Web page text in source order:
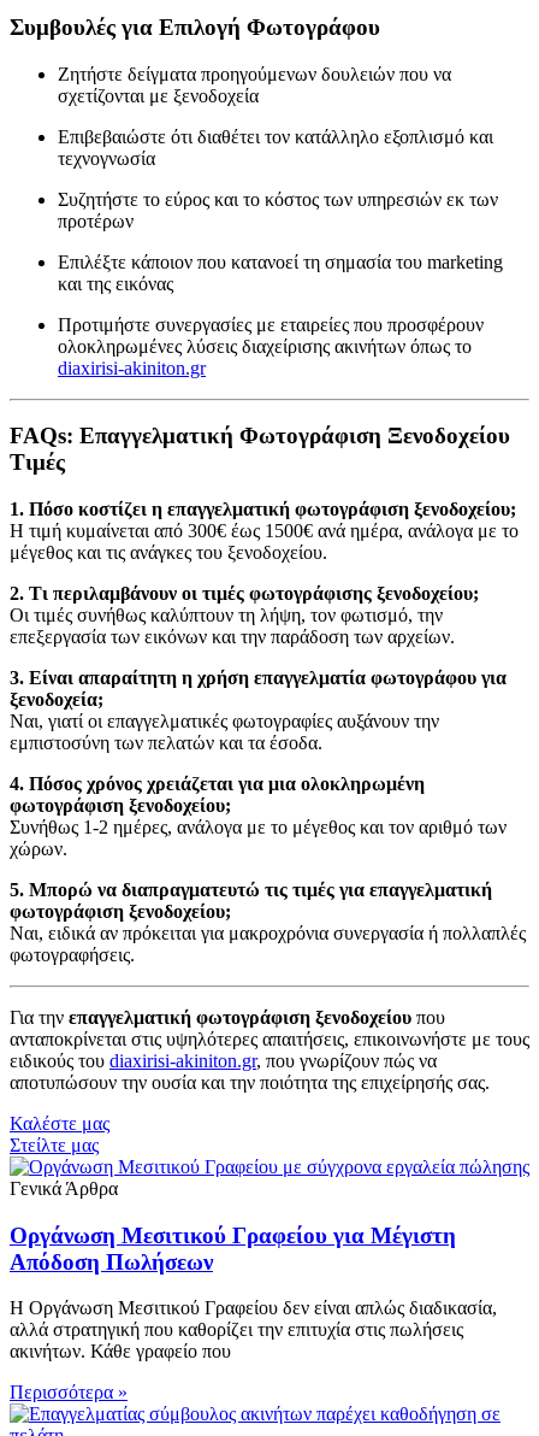
Συμβουλές για Επιλογή Φωτογράφου
Ζητήστε δείγματα προηγούμενων δουλειών που να
σχετίζονται με ξενοδοχεία
Επιβεβαιώστε ότι διαθέτει τον κατάλληλο εξοπλισμό και
τεχνογνωσία
Συζητήστε το εύρος και το κόστος των υπηρεσιών εκ των
προτέρων
Επιλέξτε κάποιον που κατανοεί τη σημασία του marketing
και της εικόνας
Προτιμήστε συνεργασίες με εταιρείες που προσφέρουν
ολοκληρωμένες λύσεις διαχείρισης ακινήτων όπως το
diaxirisi-akiniton.gr
FAQs: Επαγγελματική Φωτογράφιση Ξενοδοχείου
Τιμές
1. Πόσο κοστίζει η επαγγελματική φωτογράφιση ξενοδοχείου;
Η τιμή κυμαίνεται από 300€ έως 1500€ ανά ημέρα, ανάλογα με το
μέγεθος και τις ανάγκες του ξενοδοχείου.
2. Τι περιλαμβάνουν οι τιμές φωτογράφισης ξενοδοχείου;
Οι τιμές συνήθως καλύπτουν τη λήψη, τον φωτισμό, την
επεξεργασία των εικόνων και την παράδοση των αρχείων.
3. Είναι απαραίτητη η χρήση επαγγελματία φωτογράφου για
ξενοδοχεία;
Ναι, γιατί οι επαγγελματικές φωτογραφίες αυξάνουν την
εμπιστοσύνη των πελατών και τα έσοδα.
4. Πόσος χρόνος χρειάζεται για μια ολοκληρωμένη
φωτογράφιση ξενοδοχείου;
Συνήθως 1-2 ημέρες, ανάλογα με το μέγεθος και τον αριθμό των
χώρων.
5. Μπορώ να διαπραγματευτώ τις τιμές για επαγγελματική
φωτογράφιση ξενοδοχείου;
Ναι, ειδικά αν πρόκειται για μακροχρόνια συνεργασία ή πολλαπλές
φωτογραφήσεις.
Για την επαγγελματική φωτογράφιση ξενοδοχείου που
ανταποκρίνεται στις υψηλότερες απαιτήσεις, επικοινωνήστε με τους
ειδικούς του diaxirisi-akiniton.gr, που γνωρίζουν πώς να
αποτυπώσουν την ουσία και την ποιότητα της επιχείρησής σας.
Καλέστε μας
Στείλτε μας
Γενικά Άρθρα
Οργάνωση Μεσιτικού Γραφείου για Μέγιστη
Απόδοση Πωλήσεων
Η Οργάνωση Μεσιτικού Γραφείου δεν είναι απλώς διαδικασία,
αλλά στρατηγική που καθορίζει την επιτυχία στις πωλήσεις
ακινήτων. Κάθε γραφείο που
Περισσότερα »